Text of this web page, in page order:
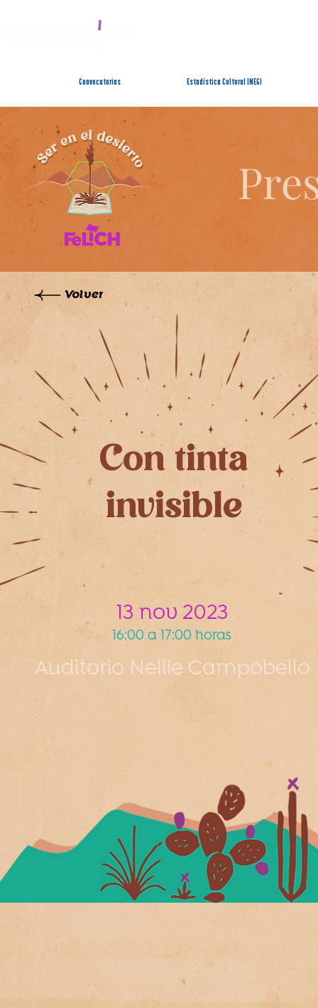
Convocatorias Estadística Cultural INEGI
Volver
Con tinta
invisible
13 nov 2023
16:00 a 17:00 horas
Auditorio Nellie Campobello